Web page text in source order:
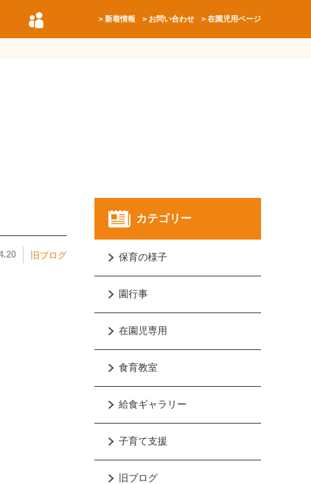
新着情報 お問い合わせ 在園児用ページ
旧ブログ
カテゴリー
保育の様子
園行事
在園児専用
食育教室
給食ギャラリー
子育て支援
旧ブログ